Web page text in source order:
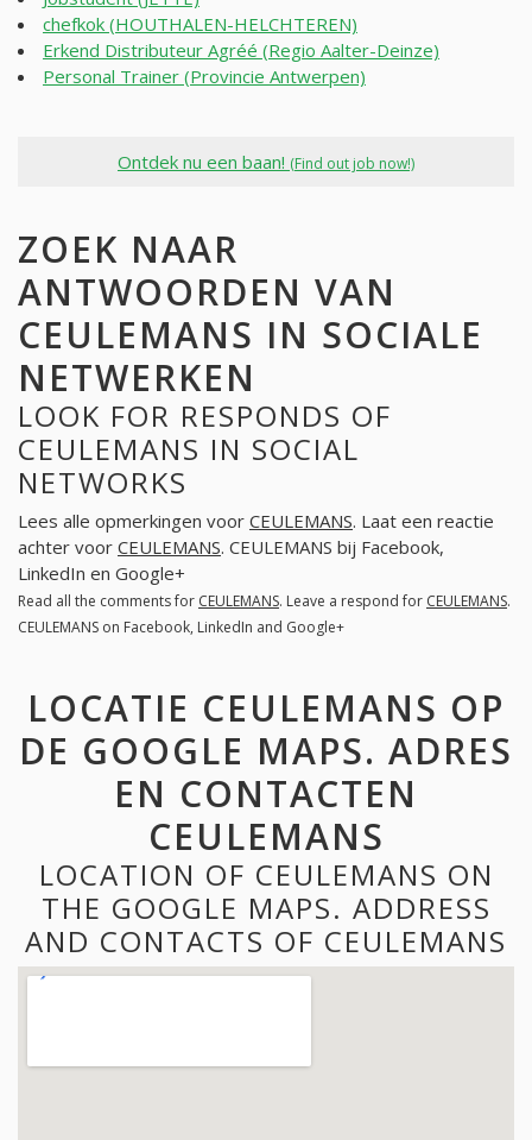
chefkok (HOUTHALEN-HELCHTEREN)
Erkend Distributeur Agréé (Regio Aalter-Deinze)
Personal Trainer (Provincie Antwerpen)
Ontdek nu een baan! (Find out job now!)
ZOEK NAAR
ANTWOORDEN VAN
CEULEMANS IN SOCIALE
NETWERKEN
LOOK FOR RESPONDS OF
CEULEMANS IN SOCIAL
NETWORKS
Lees alle opmerkingen voor CEULEMANS. Laat een reactie
achter voor CEULEMANS. CEULEMANS bij Facebook,
LinkedIn en Google+
Read all the comments for CEULEMANS. Leave a respond for CEULEMANS.
CEULEMANS on Facebook, LinkedIn and Google+
LOCATIE CEULEMANS OP
DE GOOGLE MAPS. ADRES
EN CONTACTEN
CEULEMANS
LOCATION OF CEULEMANS ON
THE GOOGLE MAPS. ADDRESS
AND CONTACTS OF CEULEMANS